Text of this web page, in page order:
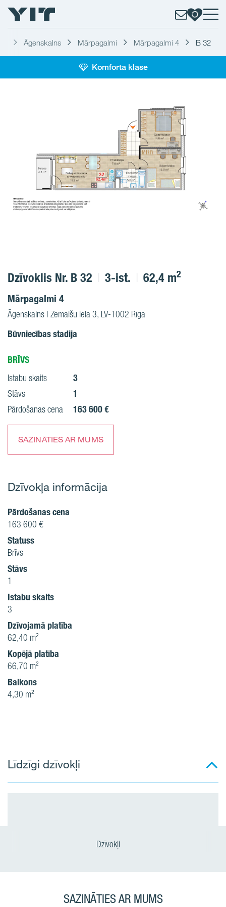
Āgenskalns Mārpagalmi Mārpagalmi 4 B 32
Komforta klase
Dzīvoklis Nr. B 32 3-ist. 62,4 m2
Mārpagalmi 4
Āgenskalns | Zemaišu iela 3, LV-1002 Rīga
Būvniecības stadija
BRĪVS
Istabu skaits 3
Stāvs 1
Pārdošanas cena 163 600 €
SAZINĀTIES AR MUMS
Dzīvokļa informācija
Pārdošanas cena
163 600 €
Statuss
Brīvs
Stāvs
1
Istabu skaits
3
Dzīvojamā platība
62,40 m²
Kopējā platība
66,70 m²
Balkons
4,30 m²
Līdzīgi dzīvokļi
Dzīvokļi
SAZINĀTIES AR MUMS